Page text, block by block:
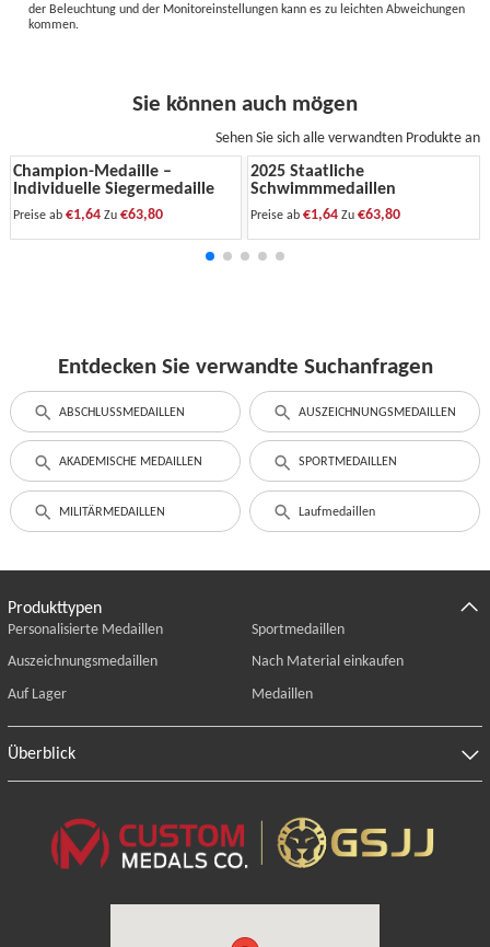
der Beleuchtung und der Monitoreinstellungen kann es zu leichten Abweichungen
kommen.
Sie können auch mögen
Sehen Sie sich alle verwandten Produkte an
Champion-Medaille –
Individuelle Siegermedaille
Preise ab €1,64 Zu €63,80
2025 Staatliche
Schwimmmedaillen
Preise ab€1,64Zu €63,80
Entdecken Sie verwandte Suchanfragen
ABSCHLUSSMEDAILLEN AUSZEICHNUNGSMEDAILLEN
AKADEMISCHE MEDAILLEN SPORTMEDAILLEN
MILITÄRMEDAILLEN Laufmedaillen
Produkttypen
Personalisierte Medaillen
Sportmedaillen
Auszeichnungsmedaillen
Nach Material einkaufen
Auf Lager
Medaillen
Überblick